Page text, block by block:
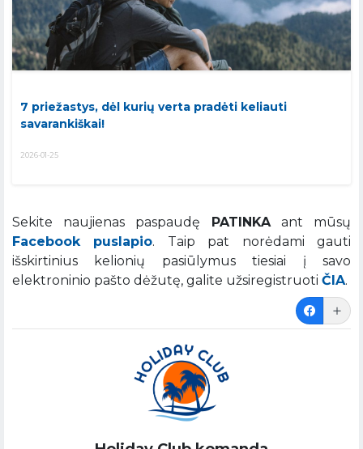
7 priežastys, dėl kurių verta pradėti keliauti
savarankiškai!
2026-01-25
Sekite naujienas paspaudę PATINKAant mūsų
Facebook puslapio. Taip pat norėdami gauti
išskirtinius kelionių pasiūlymus tiesiai į savo
elektroninio pašto dėžutę, galite užsiregistruoti ČIA.